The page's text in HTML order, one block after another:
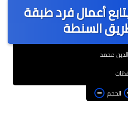
عالمى
الرياضة
حوادث وقضايا
التعليم
أعمال فرد طبقة
السنطة
محمد
الحجم